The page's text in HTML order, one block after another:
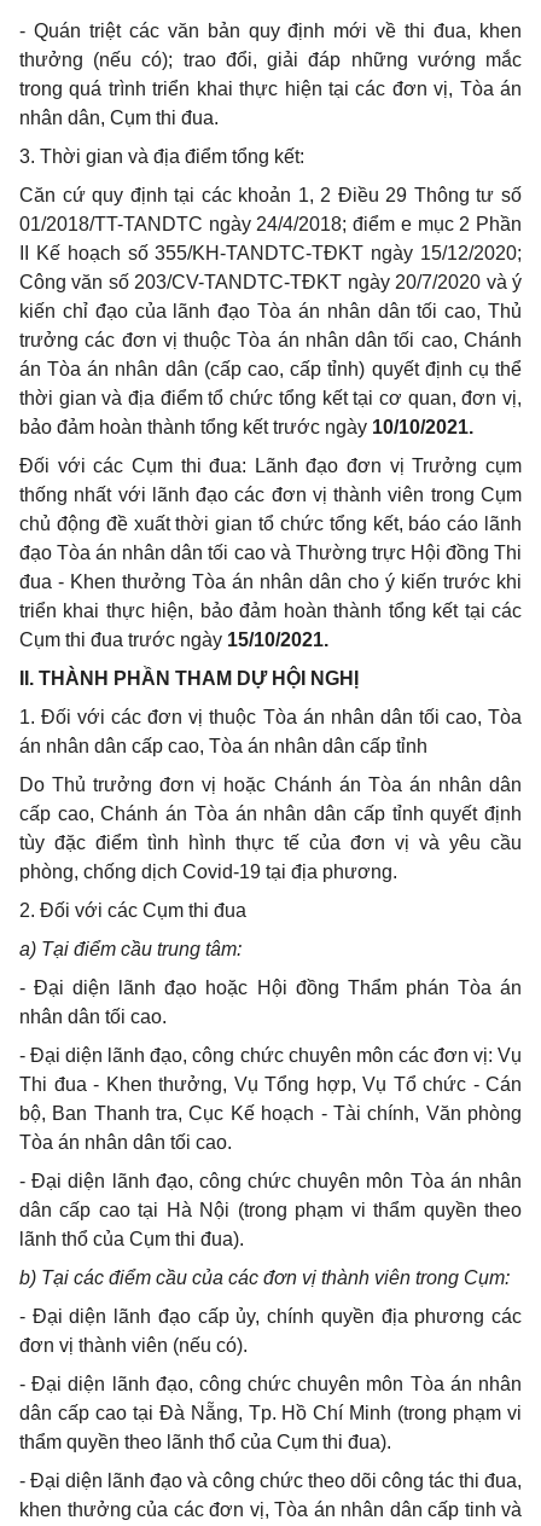
- Quán triệt các văn bản quy định mới về thi đua, khen
thưởng (nếu có); trao đổi, giải đáp những vướng mắc
trong quá trình triển khai thực hiện tại các đơn vị, Tòa án
nhân dân, Cụm thi đua.
3. Thời gian và địa điểm tổng kết:
Căn cứ quy định tại các khoản 1, 2 Điều 29 Thông tư số
01/2018/TT-TANDTC ngày 24/4/2018; điểm e mục 2 Phần
II Kế hoạch số 355/KH-TANDTC-TĐKT ngày 15/12/2020;
Công văn số 203/CV-TANDTC-TĐKT ngày 20/7/2020 và ý
kiến chỉ đạo của lãnh đạo Tòa án nhân dân tối cao, Thủ
trưởng các đơn vị thuộc Tòa án nhân dân tối cao, Chánh
án Tòa án nhân dân (cấp cao, cấp tỉnh) quyết định cụ thể
thời gian và địa điểm tổ chức tổng kết tại cơ quan, đơn vị,
bảo đảm hoàn thành tổng kết trước ngày 10/10/2021.
Đối với các Cụm thi đua: Lãnh đạo đơn vị Trưởng cụm
thống nhất với lãnh đạo các đơn vị thành viên trong Cụm
chủ động đề xuất thời gian tổ chức tổng kết, báo cáo lãnh
đạo Tòa án nhân dân tối cao và Thường trực Hội đồng Thi
đua - Khen thưởng Tòa án nhân dân cho ý kiến trước khi
triển khai thực hiện, bảo đảm hoàn thành tổng kết tại các
Cụm thi đua trước ngày 15/10/2021.
I. THÀNH PHẦN THAM DỰ HỘI NGHỊ
1. Đối với các đơn vị thuộc Tòa án nhân dân tối cao, Tòa
án nhân dân cấp cao, Tòa án nhân dân cấp tỉnh
Do Thủ trưởng đơn vị hoặc Chánh án Tòa án nhân dân
cấp cao, Chánh án Tòa án nhân dân cấp tỉnh quyết định
tùy đặc điểm tình hình thực tế của đơn vị và yêu cầu
phòng, chống dịch Covid-19 tại địa phương.
2. Đối với các Cụm thi đua
a) Tại điểm cầu trung tâm:
- Đại diện lãnh đạo hoặc Hội đồng Thẩm phán Tòa án
nhân dân tối cao.
- Đại diện lãnh đạo, công chức chuyên môn các đơn vị: Vụ
Thi đua - Khen thưởng, Vụ Tổng hợp, Vụ Tổ chức - Cán
bộ, Ban Thanh tra, Cục Kế hoạch - Tài chính, Văn phòng
Tòa án nhân dân tối cao.
- Đại diện lãnh đạo, công chức chuyên môn Tòa án nhân
dân cấp cao tại Hà Nội (trong phạm vi thẩm quyền theo
lãnh thổ của Cụm thi đua).
b) Tại các điểm cầu của các đơn vị thành viên trong Cụm:
- Đại diện lãnh đạo cấp ủy, chính quyền địa phương các
đơn vị thành viên (nếu có).
- Đại diện lãnh đạo, công chức chuyên môn Tòa án nhân
dân cấp cao tại Đà Nẵng, Tp. Hồ Chí Minh (trong phạm vi
thẩm quyền theo lãnh thổ của Cụm thi đua).
- Đại diện lãnh đạo và công chức theo dõi công tác thi đua,
khen thưởng của các đơn vị, Tòa án nhân dân cấp tinh và